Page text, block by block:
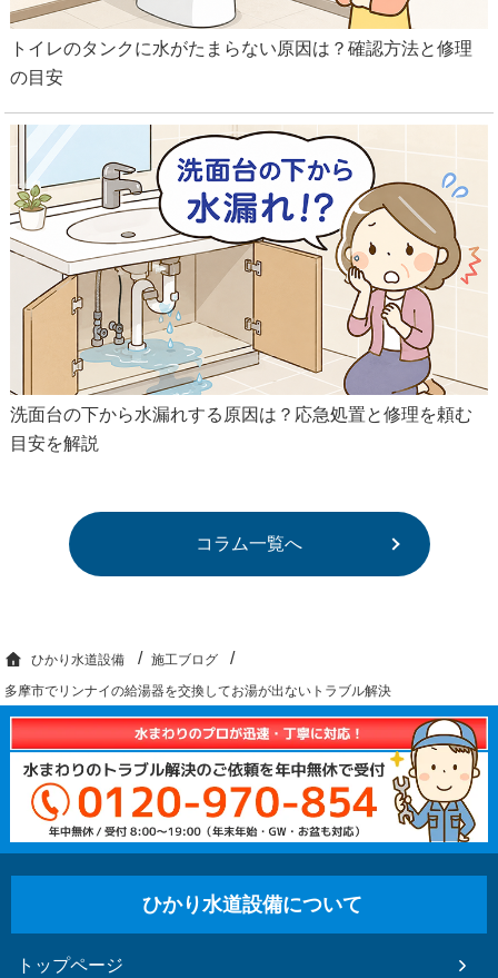
トイレのタンクに水がたまらない原因は？確認方法と修理
の目安
洗面台の下から水漏れする原因は？応急処置と修理を頼む
目安を解説
コラム一覧へ
ひかり水道設備
施工ブログ
多摩市でリンナイの給湯器を交換してお湯が出ないトラブル解決
ひかり水道設備について
トップページ